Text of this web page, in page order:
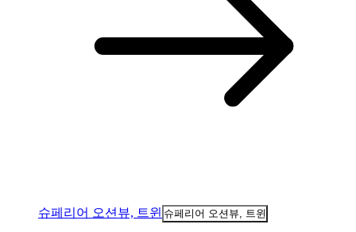
슈페리어 오션뷰, 트윈 슈페리어 오션뷰, 트윈